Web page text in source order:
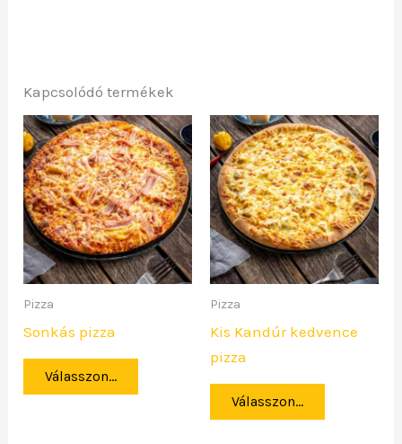
Kapcsolódó termékek
Pizza
Sonkás pizza
Válasszon...
Pizza
Kis Kandúr kedvence
pizza
Válasszon...